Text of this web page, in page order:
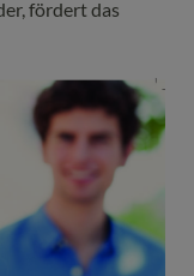
fördert das